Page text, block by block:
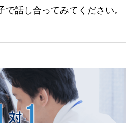
話し合ってみてください。